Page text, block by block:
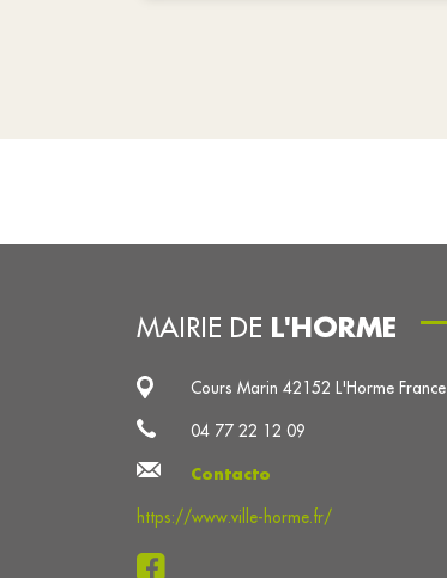
MAIRIE DE L'HORME
Cours Marin 42152 L'Horme France
04 77 22 12 09
Contacto
https://www.ville-horme.fr/